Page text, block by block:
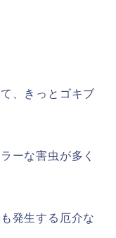
、きっとゴキブ
ーな害虫が多く
発生する厄介な